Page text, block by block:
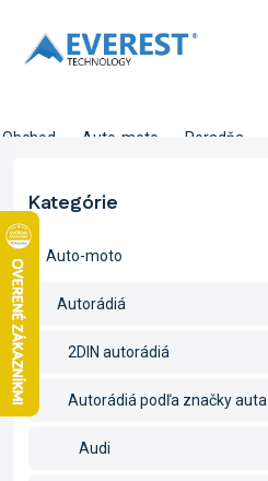
obsah
Obchod Auto-moto Poradňa
n
ý
p
a
n
e
l
Preskočiť
kategórie
Kategórie
Auto-moto
Autorádiá
2DIN autorádiá
Autorádiá podľa značky auta
Audi